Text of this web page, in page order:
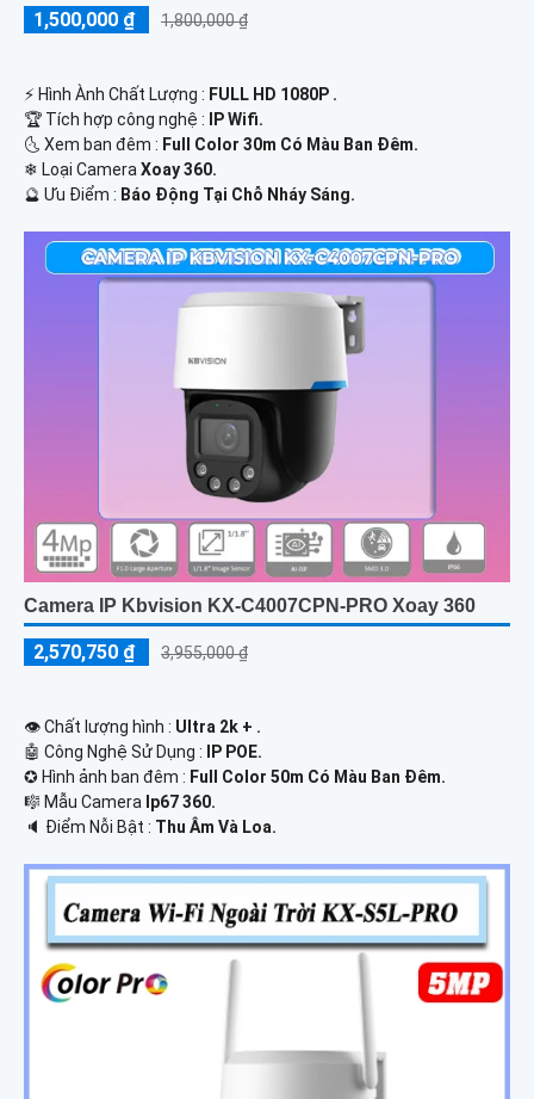
1,500,000 ₫ 1,800,000 ₫
️⚡ Hình Ành Chất Lượng : FULL HD 1080P .
🏆 Tích hợp công nghệ :
IP Wifi.
🌜 Xem ban đêm : Full Color 30m Có Màu Ban Đêm.
❄ Loại CameraXoay 360.
️🔮 Ưu Điểm : Báo Động Tại Chỗ Nháy Sáng.
Camera IP Kbvision KX-C4007CPN-PRO Xoay 360
2,570,750 ₫ 3,955,000 ₫
👁 Chất lượng hình : Ultra 2k + .
🤖️ Công Nghệ Sử Dụng :
IP POE.
✪ Hình ảnh ban đêm : Full Color 50m Có Màu Ban Ðêm.
🎼️ Mẫu Camera Ip67 360.
️🔈 Điểm Nỗi Bật : Thu Âm Và Loa.